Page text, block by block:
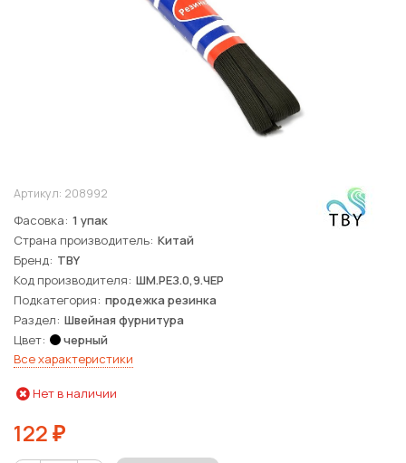
Артикул: 208992
Фасовка 1 упак
Страна производитель Китай
Бренд TBY
Код производителя ШМ.РЕЗ.0,9.ЧЕР
Подкатегория продежка резинка
Раздел Швейная фурнитура
Цвет
черный
Все характеристики
Нет в наличии
122 ₽